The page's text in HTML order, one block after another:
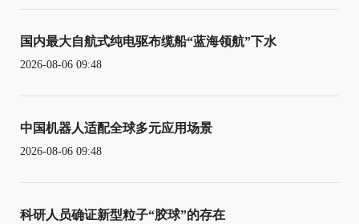
国内最大自航式纯电驱布缆船“蓝海领航”下水
2026-08-06 09:48
中国机器人适配全球多元应用场景
2026-08-06 09:48
科研人员确证新型粒子“胶球”的存在